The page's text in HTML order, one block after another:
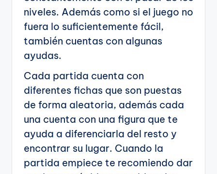
niveles. Además como si el juego no
fuera lo suficientemente fácil,
también cuentas con algunas
ayudas.
Cada partida cuenta con
diferentes fichas que son puestas
de forma aleatoria, además cada
una cuenta con una figura que te
ayuda a diferenciarla del resto y
encontrar su lugar. Cuando la
partida empiece te recomiendo dar